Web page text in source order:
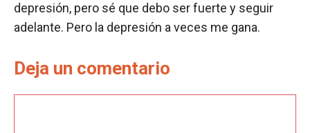
depresión, pero sé que debo ser fuerte y seguir
adelante. Pero la depresión a veces me gana.
Deja un comentario